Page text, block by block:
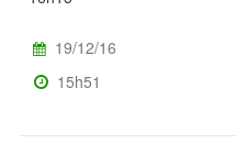
19/12/16
15h51